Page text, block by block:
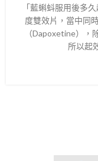
「藍蝌蚪服用後多
度雙效片，當中同
（Dapoxetine），
所以起